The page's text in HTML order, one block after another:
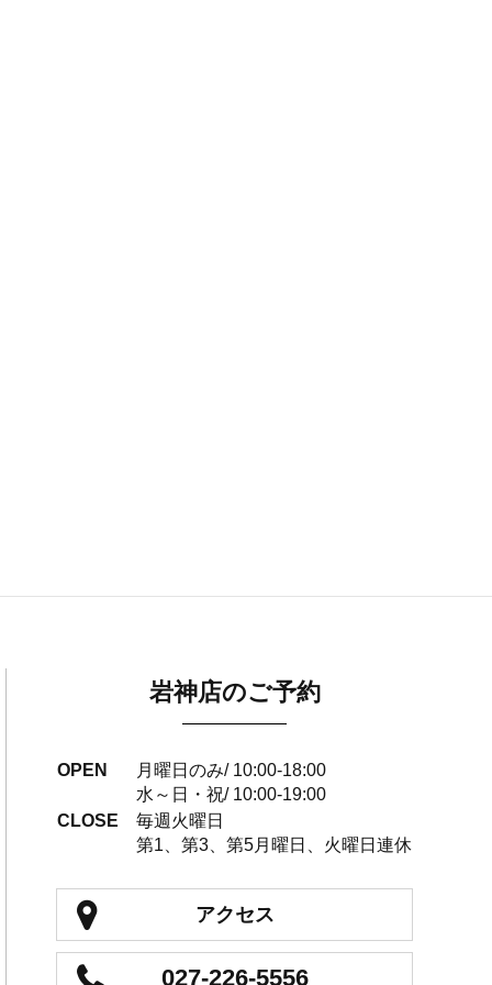
岩神店のご予約
OPEN
月曜日のみ/ 10:00-18:00
水～日・祝/ 10:00-19:00
CLOSE
毎週火曜日
第1、第3、第5月曜日、火曜日連休
アクセス
027-226-5556